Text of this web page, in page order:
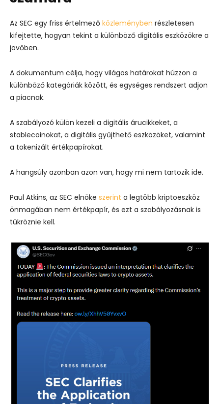
Az SEC egy friss értelmező közleményben részletesen
kifejtette, hogyan tekint a különböző digitális eszközökre a
jövőben.
A dokumentum célja, hogy világos határokat húzzon a
különböző kategóriák között, és egységes rendszert adjon
a piacnak.
A szabályozó külön kezeli a digitális árucikkeket, a
stablecoinokat, a digitális gyűjthető eszközöket, valamint
a tokenizált értékpapírokat.
A hangsúly azonban azon van, hogy mi nem tartozik ide.
Paul Atkins, az SEC elnöke szerint a legtöbb kriptoeszköz
önmagában nem értékpapír, és ezt a szabályozásnak is
tükröznie kell.